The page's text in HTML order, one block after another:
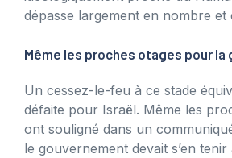
dépasse largement en nombre et
Même les proches otages pour la
Un cessez-le-feu à ce stade
défaite pour Israël. Même les
ont souligné dans un
le gouvernement devait s’en